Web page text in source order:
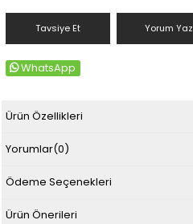
Tavsiye Et Yorum Yaz
WhatsApp
Ürün Özellikleri
Yorumlar(0)
Ödeme Seçenekleri
Ürün Önerileri